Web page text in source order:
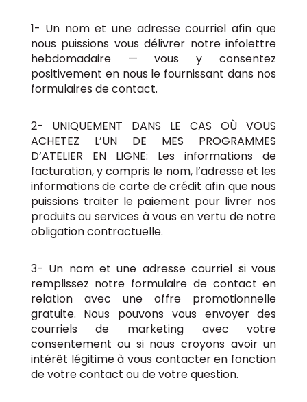
1- Un nom et une adresse courriel afin que
nous puissions vous délivrer notre infolettre
hebdomadaire — vous y consentez
positivement en nous le fournissant dans nos
formulaires de contact.
2- UNIQUEMENT DANS LE CAS OÙ VOUS
ACHETEZ L’UN DE MES PROGRAMMES
D’ATELIER EN LIGNE: Les informations de
facturation, y compris le nom, l’adresse et les
informations de carte de crédit afin que nous
puissions traiter le paiement pour livrer nos
produits ou services à vous en vertu de notre
obligation contractuelle.
3- Un nom et une adresse courriel si vous
remplissez notre formulaire de contact en
relation avec une offre promotionnelle
gratuite. Nous pouvons vous envoyer des
courriels de marketing avec votre
consentement ou si nous croyons avoir un
intérêt légitime à vous contacter en fonction
de votre contact ou de votre question.